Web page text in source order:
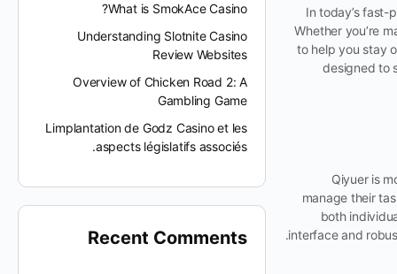
In today’s
Whether you’re
to help you stay
designed to
Qiyuer is
manage their
both
interface and
What is SmokAce Casino?
Understanding Slotnite Casino
Review Websites
Overview of Chicken Road 2: A
Gambling Game
Limplantation de Godz Casino et les
aspects législatifs associés.
Recent Comments